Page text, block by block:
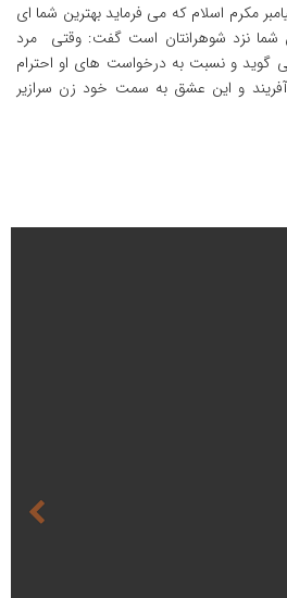
مکرم اسلام که می فرماید بهترین شما ای
شما نزد شوهرانتان است گفت: وقتی مرد
و نسبت به درخواست های او احترام
و این عشق به سمت خود زن سرازیر